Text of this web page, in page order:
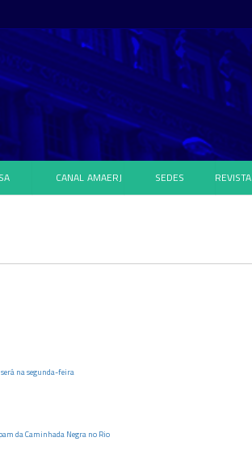
CANAL AMAERJ SEDES REVISTA
na segunda-feira
da Caminhada Negra no Rio